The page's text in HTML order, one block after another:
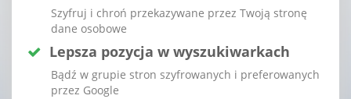
Szyfruj i chroń przekazywane przez Twoją stronę
dane osobowe
Lepsza pozycja w wyszukiwarkach
Bądź w grupie stron szyfrowanych i preferowanych
przez Google